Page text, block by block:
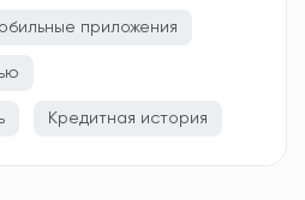
приложения
Кредитная история